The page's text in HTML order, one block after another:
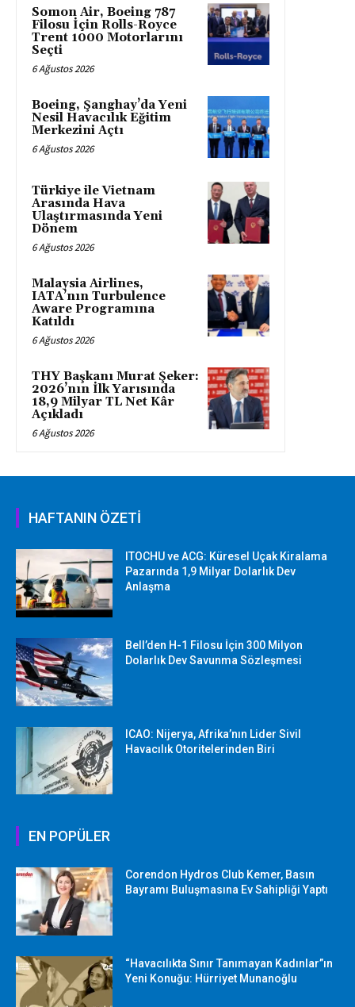
Somon Air, Boeing 787
Filosu İçin Rolls-Royce
Trent 1000 Motorlarını
Seçti
6 Ağustos 2026
Boeing, Şanghay’da Yeni
Nesil Havacılık Eğitim
Merkezini Açtı
6 Ağustos 2026
Türkiye ile Vietnam
Arasında Hava
Ulaştırmasında Yeni
Dönem
6 Ağustos 2026
Malaysia Airlines,
IATA’nın Turbulence
Aware Programına
Katıldı
6 Ağustos 2026
THY Başkanı Murat Şeker:
2026’nın İlk Yarısında
18,9 Milyar TL Net Kâr
Açıkladı
6 Ağustos 2026
HAFTANIN ÖZETİ
ITOCHU ve ACG: Küresel Uçak Kiralama
Pazarında 1,9 Milyar Dolarlık Dev
Anlaşma
Bell’den H-1 Filosu İçin 300 Milyon
Dolarlık Dev Savunma Sözleşmesi
ICAO: Nijerya, Afrika’nın Lider Sivil
Havacılık Otoritelerinden Biri
EN POPÜLER
Corendon Hydros Club Kemer, Basın
Bayramı Buluşmasına Ev Sahipliği Yaptı
“Havacılıkta Sınır Tanımayan Kadınlar”ın
Yeni Konuğu: Hürriyet Munanoğlu